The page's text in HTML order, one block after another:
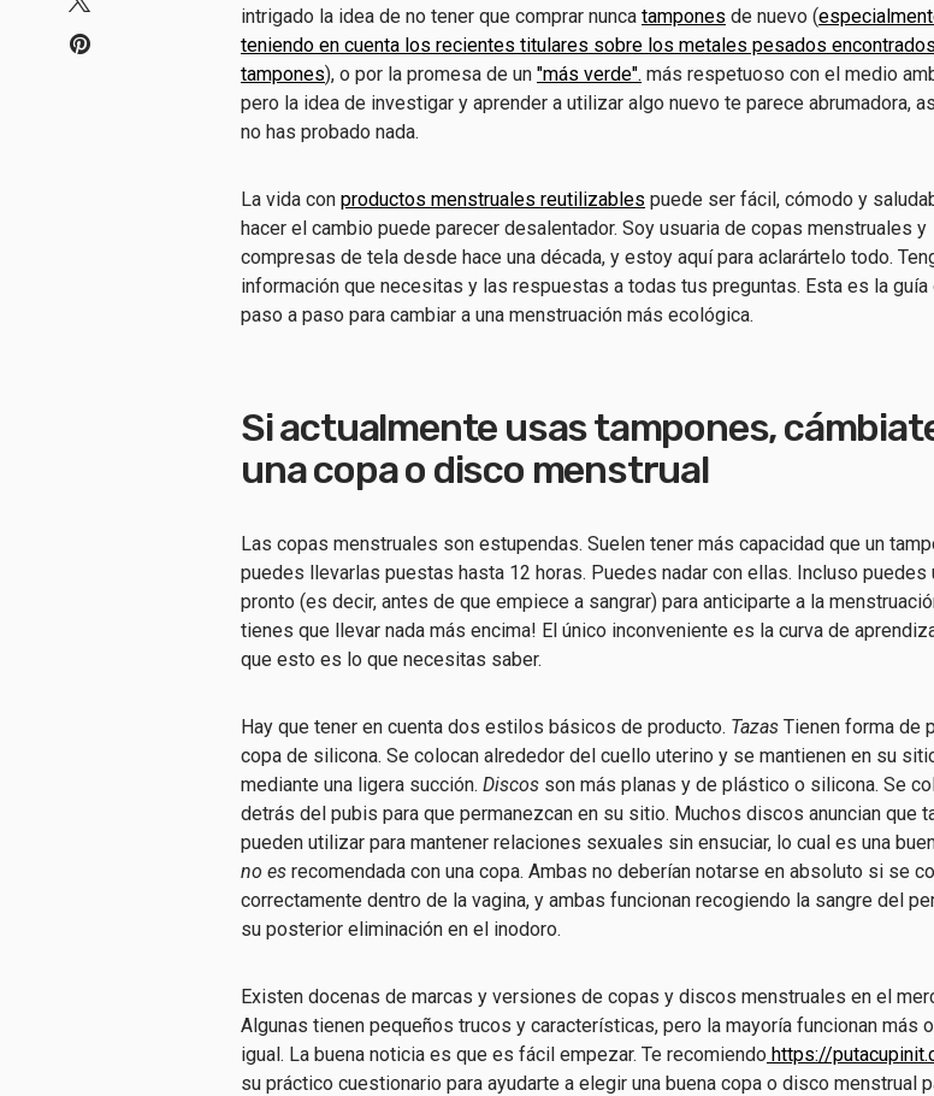
intrigado la idea de no tener que comprar nunca tampones de nuevo (
teniendo en cuenta los recientes titulares sobre los metales pesados
tampones), o por la promesa de un "más verde". más respetuoso con el medio
pero la idea de investigar y aprender a utilizar algo nuevo te parece abrumadora,
no has probado nada.
La vida con productos menstruales reutilizables puede ser fácil, cómodo y
hacer el cambio puede parecer desalentador. Soy usuaria de copas menstruales y
compresas de tela desde hace una década, y estoy aquí para aclarártelo todo.
información que necesitas y las respuestas a todas tus preguntas. Esta es la
paso a paso para cambiar a una menstruación más ecológica.
Si actualmente usas tampones,
una copa o disco menstrual
Las copas menstruales son estupendas. Suelen tener más capacidad que un
puedes llevarlas puestas hasta 12 horas. Puedes nadar con ellas. Incluso puedes
pronto (es decir, antes de que empiece a sangrar) para anticiparte a la
tienes que llevar nada más encima! El único inconveniente es la curva de
que esto es lo que necesitas saber.
Hay que tener en cuenta dos estilos básicos de producto. Tazas Tienen forma de
copa de silicona. Se colocan alrededor del cuello uterino y se mantienen en su
mediante una ligera succión. Discos son más planas y de plástico o silicona. Se
detrás del pubis para que permanezcan en su sitio. Muchos discos anuncian que
pueden utilizar para mantener relaciones sexuales sin ensuciar, lo cual es una
no es recomendada con una copa. Ambas no deberían notarse en absoluto si se
correctamente dentro de la vagina, y ambas funcionan recogiendo la sangre del
su posterior eliminación en el inodoro.
Existen docenas de marcas y versiones de copas y discos menstruales en el
Algunas tienen pequeños trucos y características, pero la mayoría funcionan más
igual. La buena noticia es que es fácil empezar. Te recomiendo https://
su práctico cuestionario para ayudarte a elegir una buena copa o disco menstrual